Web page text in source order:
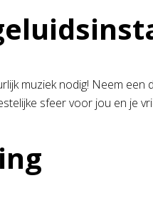
muziek nodig! Neem
sfeer voor jou en je